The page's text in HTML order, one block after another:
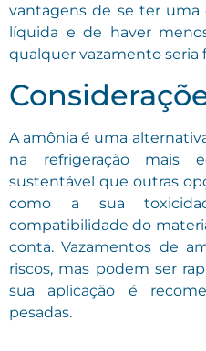
vantagens de se ter uma
líquida e de haver
qualquer vazamento
A amônia é uma
na refrigeração mais
sustentável que outras
como a sua
compatibilidade do
conta. Vazamentos de
riscos, mas podem ser
sua aplicação é
pesadas.